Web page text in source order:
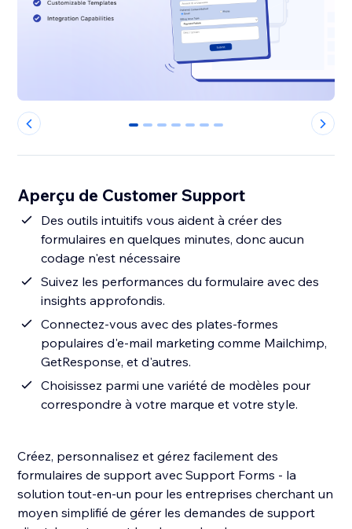
0 1 2 3 4 5 6
Aperçu de Customer Support
Des outils intuitifs vous aident à créer des
formulaires en quelques minutes, donc aucun
codage n'est nécessaire
Suivez les performances du formulaire avec des
insights approfondis.
Connectez-vous avec des plates-formes
populaires d'e-mail marketing comme Mailchimp,
GetResponse, et d'autres.
Choisissez parmi une variété de modèles pour
correspondre à votre marque et votre style.
Créez, personnalisez et gérez facilement des
formulaires de support avec Support Forms - la
solution tout-en-un pour les entreprises cherchant un
moyen simplifié de gérer les demandes de support